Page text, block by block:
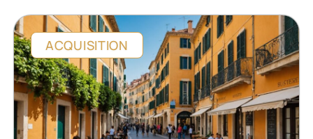
ACQUISITION